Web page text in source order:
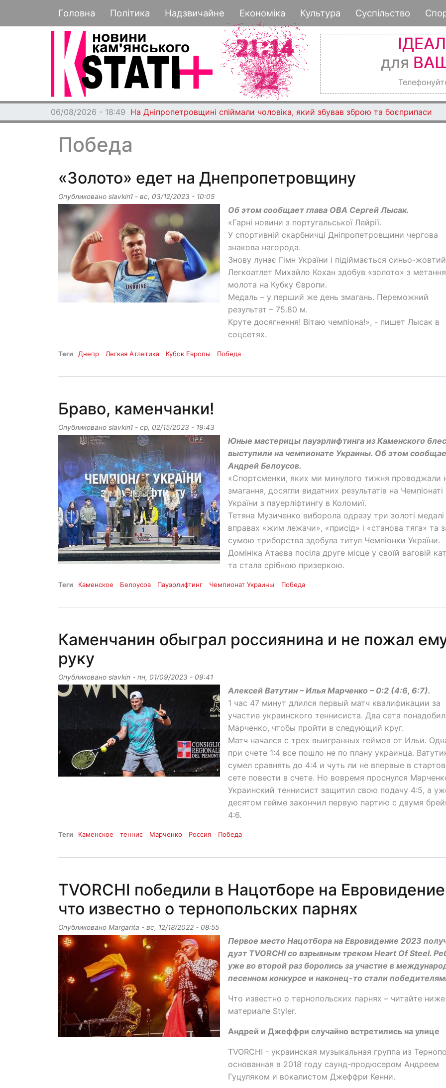
к
основному
Основная навигация
Головна Політика Надзвичайне Економіка Культура Суспільство
для
06/08/2026 - 18:49 На Дніпропетровщині спіймали чоловіка, який збував зброю та боєприпаси
Победа
«Золото» едет на Днепропетровщину
Опубликовано slavkin1 - вс, 03/12/2023 - 10:05
Об этом сообщает глава ОВА Сергей Лысак.
«Гарні новини з португальської Лейрії.
У спортивній скарбничці Дніпропетровщини чергова
знакова нагорода.
Знову лунає Гімн України і підіймається синьо-
Легкоатлет Михайло Кохан здобув «золото» з метання
молота на Кубку Європи.
Медаль – у перший же день змагань. Переможний
результат – 75.80 м.
Круте досягнення! Вітаю чемпіона!», - пишет Лысак в
соцсетях.
Теги Днепр Легкая Атлетика Кубок Европы Победа
Браво, каменчанки!
Опубликовано slavkin1 - ср, 02/15/2023 - 19:43
Юные мастерицы пауэрлифтинга из Каменского
выступили на чемпионате Украины. Об этом
Андрей Белоусов.
«Спортсменки, яких ми минулого тижня проводжали
змагання, досягли видатних результатів на Чемпіонаті
України з пауерліфтингу в Коломиї.
Тетяна Музиченко виборола одразу три золоті медалі
вправах «жим лежачи», «присід» і «станова тяга» та
сумою триборства здобула титул Чемпіонки України.
Домініка Атаєва посіла друге місце у своїй ваговій
та стала срібною призеркою.
Теги Каменское Белоусов Пауэрлифтинг Чемпионат Украины Победа
Каменчанин обыграл россиянина и не пожал
руку
Опубликовано slavkin - пн, 01/09/2023 - 09:41
Алексей Ватутин – Илья Марченко – 0:2 (4:6, 6:7).
1 час 47 минут длился первый матч квалификации за
участие украинского теннисиста. Два сета
Марченко, чтобы пройти в следующий круг.
Матч начался с трех выигранных геймов от Ильи.
при счете 1:4 все пошло не по плану украинца.
сумел сравнять до 4:4 и чуть ли не впервые в
сете повести в счете. Но вовремя проснулся
Украинский теннисист защитил свою подачу 4:5, а
десятом гейме закончил первую партию с двумя
4:6.
Теги Каменское теннис Марченко Россия Победа
TVORCHI победили в Нацотборе на
что известно о тернопольских парнях
Опубликовано Margarita - вс, 12/18/2022 - 08:55
Первое место Нацотбора на Евровидение 2023
дуэт TVORCHI со взрывным треком Heart Of Steel.
уже во второй раз боролись за участие в
песенном конкурсе и наконец-то стали
Что известно о тернопольских парнях – читайте
материале Styler.
Андрей и Джеффри случайно встретились на улице
TVORCHI - украинская музыкальная группа из
основанная в 2018 году саунд-продюсером Андреем
Гуцуляком и вокалистом Джеффри Кенни.